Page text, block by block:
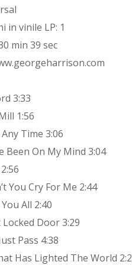
in vinile LP: 1
min 39 sec
3:33
1:56
Time 3:06
Been On My Mind 3:04
You Cry For Me 2:44
All 2:40
Door 3:29
Pass 4:38
Has Lighted The World